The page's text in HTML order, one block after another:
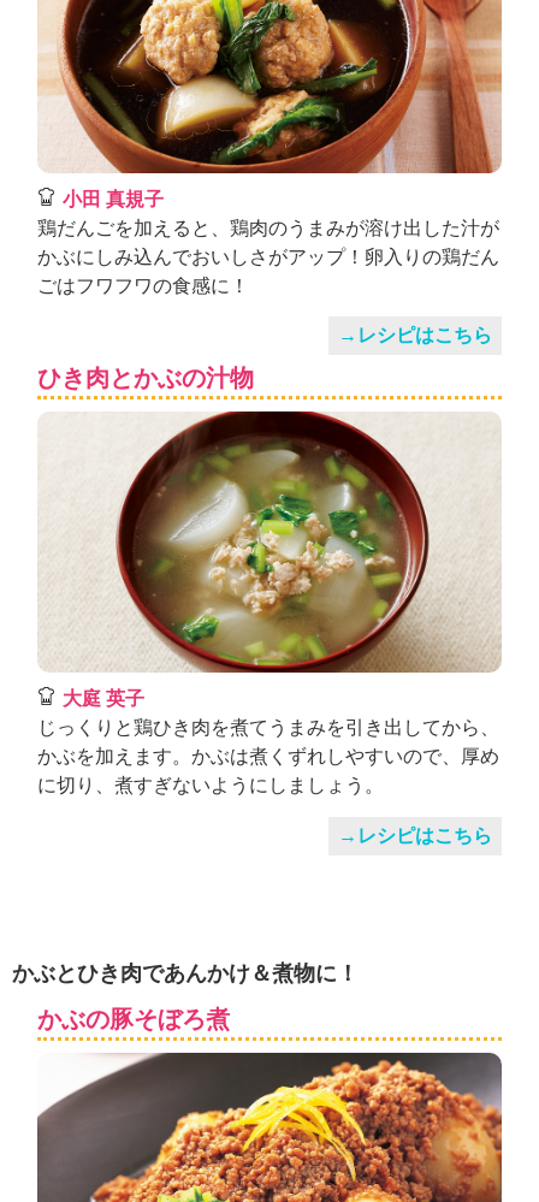
小田 真規子
鶏だんごを加えると、鶏肉のうまみが溶け出した汁が
かぶにしみ込んでおいしさがアップ！卵入りの鶏だん
ごはフワフワの食感に！
→レシピはこちら
ひき肉とかぶの汁物
大庭 英子
じっくりと鶏ひき肉を煮てうまみを引き出してから、
かぶを加えます。かぶは煮くずれしやすいので、厚め
に切り、煮すぎないようにしましょう。
→レシピはこちら
かぶとひき肉であんかけ＆煮物に！
かぶの豚そぼろ煮